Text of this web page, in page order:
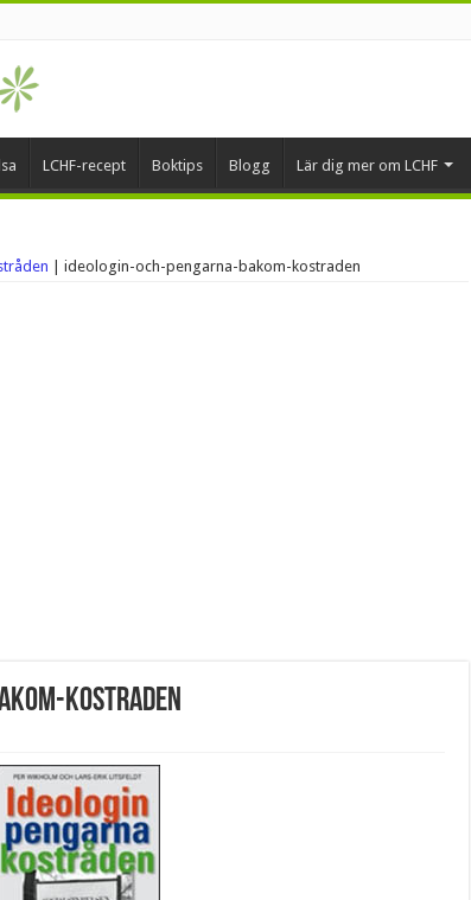
LCHF-recept Boktips Blogg Lär dig mer om LCHF
ideologin-och-pengarna-bakom-kostraden
kostraden